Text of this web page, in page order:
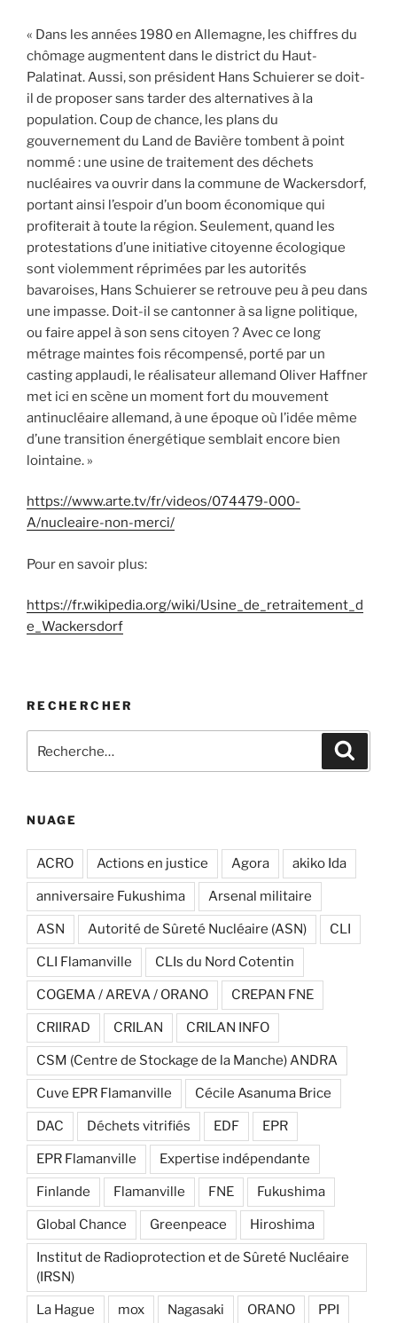
« Dans les années 1980 en Allemagne, les chiffres du
chômage augmentent dans le district du Haut-
Palatinat. Aussi, son président Hans Schuierer se doit-
il de proposer sans tarder des alternatives à la
population. Coup de chance, les plans du
gouvernement du Land de Bavière tombent à point
nommé : une usine de traitement des déchets
nucléaires va ouvrir dans la commune de Wackersdorf,
portant ainsi l’espoir d’un boom économique qui
profiterait à toute la région. Seulement, quand les
protestations d’une initiative citoyenne écologique
sont violemment réprimées par les autorités
bavaroises, Hans Schuierer se retrouve peu à peu dans
une impasse. Doit-il se cantonner à sa ligne politique,
ou faire appel à son sens citoyen ? Avec ce long
métrage maintes fois récompensé, porté par un
casting applaudi, le réalisateur allemand Oliver Haffner
met ici en scène un moment fort du mouvement
antinucléaire allemand, à une époque où l’idée même
d’une transition énergétique semblait encore bien
lointaine. »
https://www.arte.tv/fr/videos/074479-000-
A/nucleaire-non-merci/
Pour en savoir plus:
https://fr.wikipedia.org/wiki/Usine_de_retraitement_d
e_Wackersdorf
RECHERCHER
pour
NUAGE
ACRO Actions en justice Agora akiko Ida
anniversaire Fukushima Arsenal militaire
ASN Autorité de Sûreté Nucléaire (ASN) CLI
CLI Flamanville CLIs du Nord Cotentin
COGEMA / AREVA / ORANO CREPAN FNE
CRIIRAD CRILAN CRILAN INFO
CSM (Centre de Stockage de la Manche) ANDRA
Cuve EPR Flamanville Cécile Asanuma Brice
DAC Déchets vitrifiés EDF EPR
EPR Flamanville Expertise indépendante
Finlande Flamanville FNE Fukushima
Global Chance Greenpeace Hiroshima
Institut de Radioprotection et de Sûreté Nucléaire
(IRSN)
La Hague mox Nagasaki ORANO PPI